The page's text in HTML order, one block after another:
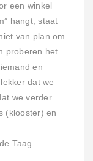
een winkel
hangt, staat
van plan om
proberen het
en
dat we
we verder
(klooster) en
Taag.